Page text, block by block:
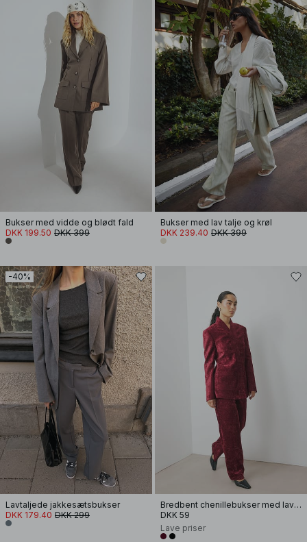
Bukser med vidde og blødt fald
DKK 199.50 DKK 399
Bukser med lav talje og krøl
DKK 239.40 DKK 399
-40%
Lavtaljede jakkesætsbukser
DKK 179.40 DKK 299
Bredbent chenillebukser med lav talje
DKK 59
Lave priser